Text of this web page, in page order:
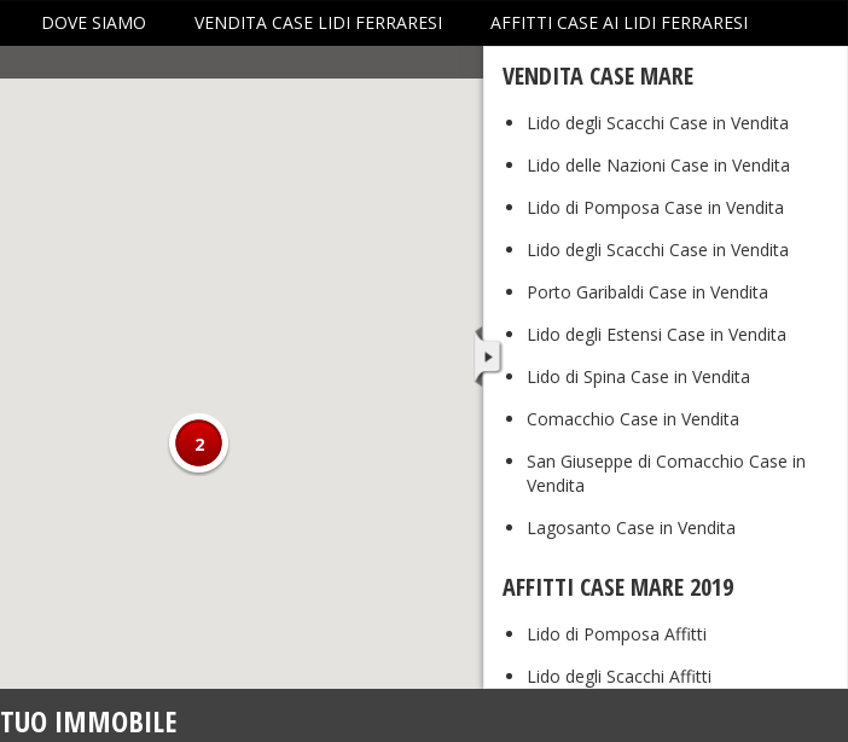
DOVE SIAMO VENDITA CASE LIDI FERRARESI AFFITTI CASE AI LIDI FERRARESI
2
VENDITA CASE MARE
Lido degli Scacchi Case in Vendita
Lido delle Nazioni Case in Vendita
Lido di Pomposa Case in Vendita
Lido degli Scacchi Case in Vendita
Porto Garibaldi Case in Vendita
Lido degli Estensi Case in Vendita
Lido di Spina Case in Vendita
Comacchio Case in Vendita
San Giuseppe di Comacchio Case in
Vendita
Lagosanto Case in Vendita
AFFITTI CASE MARE 2019
Lido di Pomposa Affitti
Lido degli Scacchi Affitti
IMMOBILE